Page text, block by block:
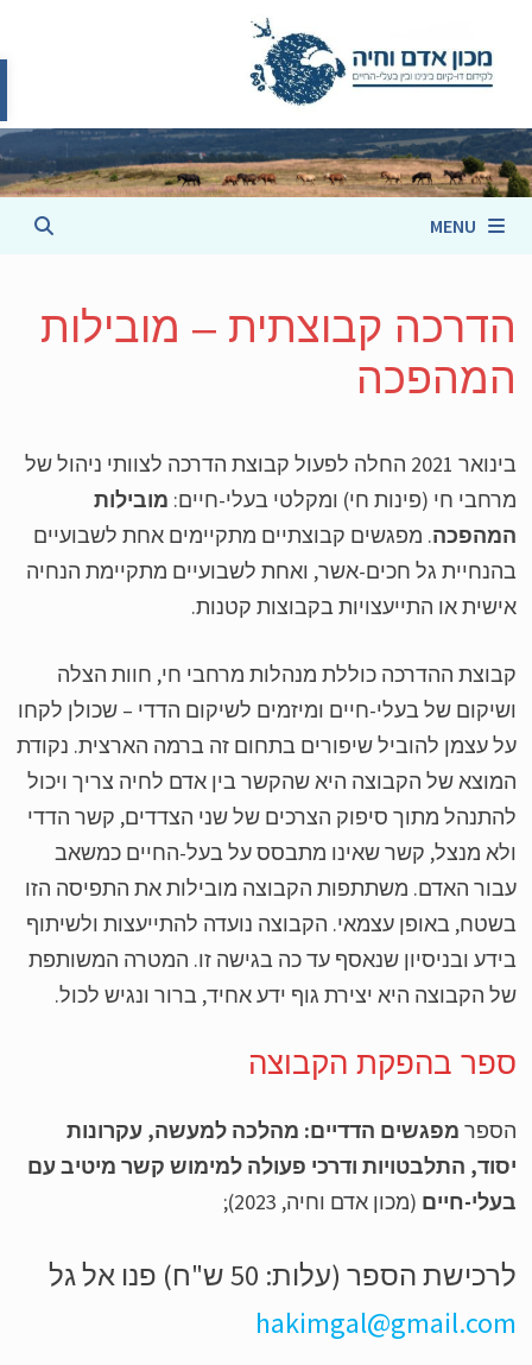
MENU
קבוצתית – מובילות
בינואר 2021 החלה לפעול קבוצת הדרכה לצוותי ניהול של
חי (פינות חי) ומקלטי בעלי-חיים:מובילות
. מפגשים קבוצתיים מתקיימים אחת לשבועיים
גל חכים-אשר, ואחת לשבועיים מתקיימת הנחיה
או התייעצויות בקבוצות קטנות.
ההדרכה כוללת מנהלות מרחבי חי, חוות הצלה
של בעלי-חיים ומיזמים לשיקום הדדי – שכולן לקחו
עצמן להוביל שיפורים בתחום זה ברמה הארצית. נקודת
של הקבוצה היא שהקשר בין אדם לחיה צריך ויכול
מתוך סיפוק הצרכים של שני הצדדים, קשר הדדי
מנצל, קשר שאינו מתבסס על בעל-החיים כמשאב
האדם. משתתפות הקבוצה מובילות את התפיסה הזו
באופן עצמאי. הקבוצה נועדה להתייעצות ולשיתוף
ובניסיון שנאסף עד כה בגישה זו. המטרה המשותפת
הקבוצה היא יצירת גוף ידע אחיד, ברור ונגיש לכול.
בהפקת הקבוצה
מפגשים הדדיים: מהלכה למעשה, עקרונות
התלבטויות ודרכי פעולה למימוש קשר מיטיב עם
חיים(מכון אדם וחיה, 2023);
הספר (עלות: 50 ש"ח) פנו אל גל